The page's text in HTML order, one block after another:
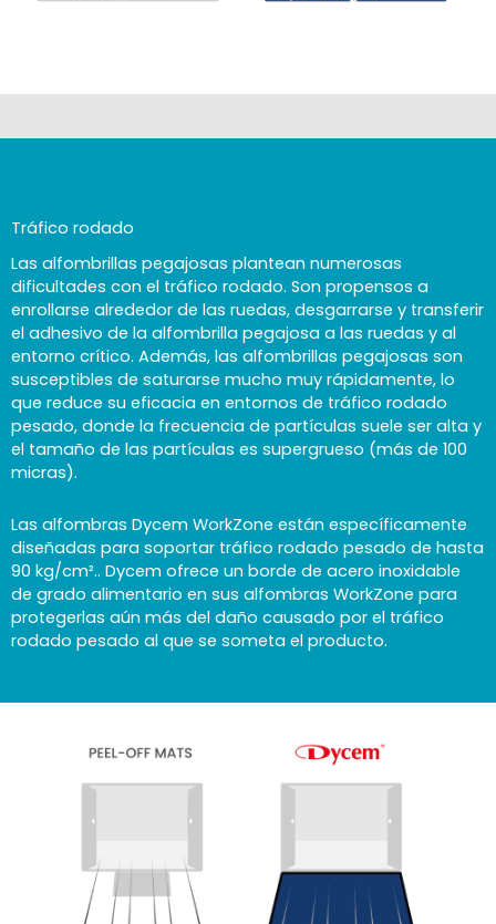
Tráfico rodado
Las alfombrillas pegajosas plantean numerosas
dificultades con el tráfico rodado. Son propensos a
enrollarse alrededor de las ruedas, desgarrarse y transferir
el adhesivo de la alfombrilla pegajosa a las ruedas y al
entorno crítico. Además, las alfombrillas pegajosas son
susceptibles de saturarse mucho muy rápidamente, lo
que reduce su eficacia en entornos de tráfico rodado
pesado, donde la frecuencia de partículas suele ser alta y
el tamaño de las partículas es supergrueso (más de 100
micras).
Las alfombras Dycem WorkZone están específicamente
diseñadas para soportar tráfico rodado pesado de hasta
90 kg/cm².. Dycem ofrece un borde de acero inoxidable
de grado alimentario en sus alfombras WorkZone para
protegerlas aún más del daño causado por el tráfico
rodado pesado al que se someta el producto.